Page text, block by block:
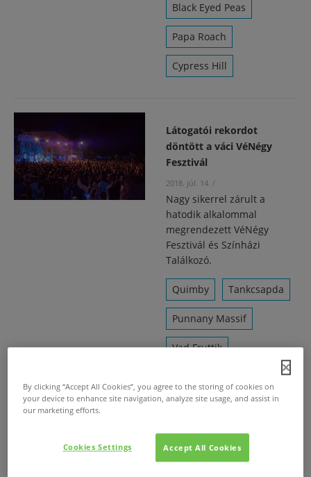
Black Eyed Peas
Papa Roach
Cypress Hill
Látogatói rekordot
döntött a váci VéNégy
Fesztivál
2018. júl. 14. /
Nagy sikerrel zárult a
hatodik alkalommal
megrendezett VéNégy
Fesztivál és Színházi
Találkozó.
Quimby Tankcsapda
Punnany Massif
Vad Fruttik
Voskresinnia Színház
By clicking “Accept All Cookies”, you agree to the storing of cookies on
your device to enhance site navigation, analyze site usage, and assist in
our marketing efforts.
Accept All Cookies
Cookies Settings